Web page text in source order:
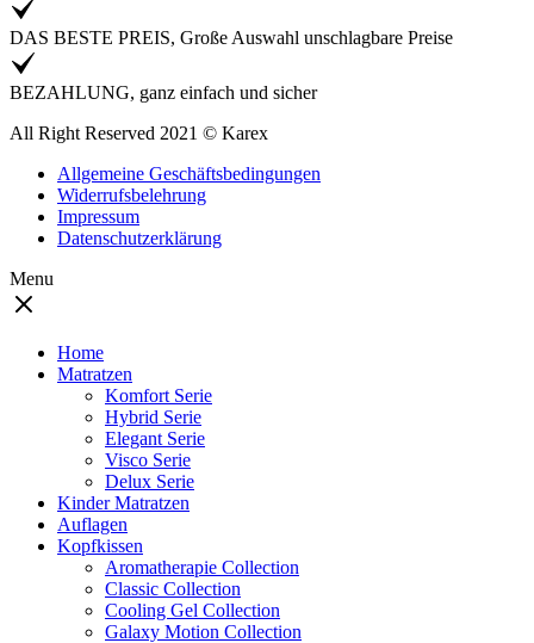
DAS BESTE PREIS, Große Auswahl unschlagbare Preise
BEZAHLUNG, ganz einfach und sicher
All Right Reserved 2021 © Karex
Allgemeine Geschäftsbedingungen
Widerrufsbelehrung
Impressum
Datenschutzerklärung
Menu
Home
Matratzen
Komfort Serie
Hybrid Serie
Elegant Serie
Visco Serie
Delux Serie
Kinder Matratzen
Auflagen
Kopfkissen
Aromatherapie Collection
Classic Collection
Cooling Gel Collection
Galaxy Motion Collection